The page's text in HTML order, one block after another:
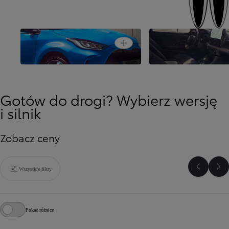
Miejski design
Open card
Nowoczesne
i komfort
Gotów do drogi? Wybierz wersję
i silnik
Zobacz ceny
Wszystkie filtry
Pokaż różnice